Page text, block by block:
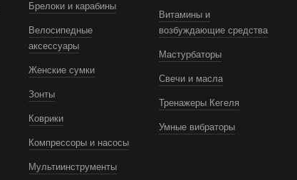
Брелоки и карабины
Велосипедные
аксессуары
Женские сумки
Зонты
Коврики
Компрессоры и насосы
Мультиинструменты
Витамины и
возбуждающие средства
Мастурбаторы
Свечи и масла
Тренажеры Кегеля
Умные вибраторы